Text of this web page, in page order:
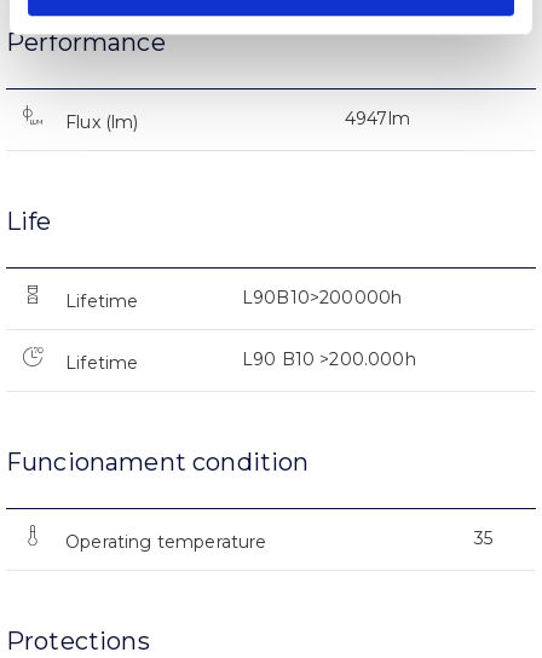
Performance
Flux (lm) 4947lm
Life
Lifetime L90B10>200000h
Lifetime L90 B10 >200.000h
Funcionament condition
Operating temperature 35
Protections